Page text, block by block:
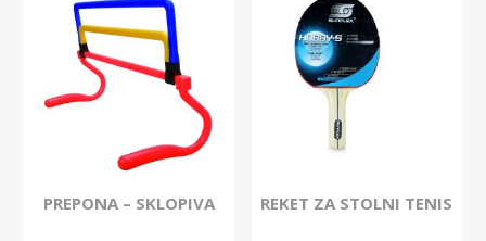
PREPONA – SKLOPIVA REKET ZA STOLNI TENIS